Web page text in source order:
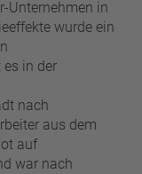
Unternehmen in
wurde ein
es in der
nach
aus dem
auf
war nach